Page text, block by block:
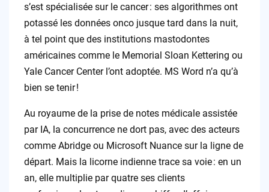
s’est spécialisée sur le cancer : ses algorithmes ont
potassé les données onco jusque tard dans la nuit,
à tel point que des institutions mastodontes
américaines comme le Memorial Sloan Kettering ou
Yale Cancer Center l’ont adoptée. MS Word n’a qu’à
bien se tenir !
Au royaume de la prise de notes médicale assistée
par IA, la concurrence ne dort pas, avec des acteurs
comme Abridge ou Microsoft Nuance sur la ligne de
départ. Mais la licorne indienne trace sa voie : en un
an, elle multiplie par quatre ses clients